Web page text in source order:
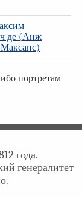
де (Анж
портретам
года.
генералитет